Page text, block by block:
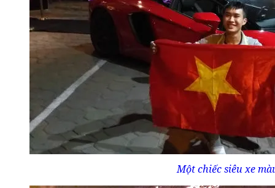
Một chiếc siêu xe